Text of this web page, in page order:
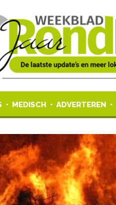
MEDISCH ADVERTEREN